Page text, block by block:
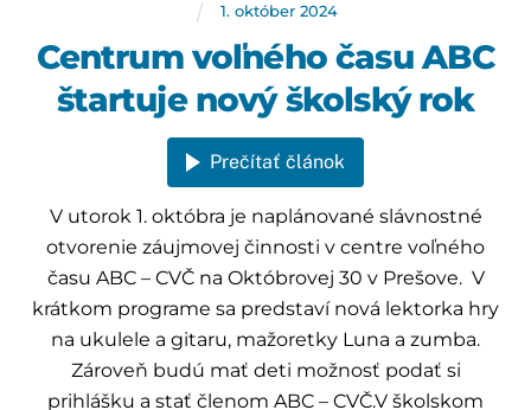
1. október 2024
Centrum voľného času ABC
štartuje nový školský rok
Prečítať článok
V utorok 1. októbra je naplánované slávnostné
otvorenie záujmovej činnosti v centre voľného
času ABC – CVČ na Októbrovej 30 v Prešove. V
krátkom programe sa predstaví nová lektorka hry
na ukulele a gitaru, mažoretky Luna a zumba.
Zároveň budú mať deti možnosť podať si
prihlášku a stať členom ABC – CVČ.V školskom